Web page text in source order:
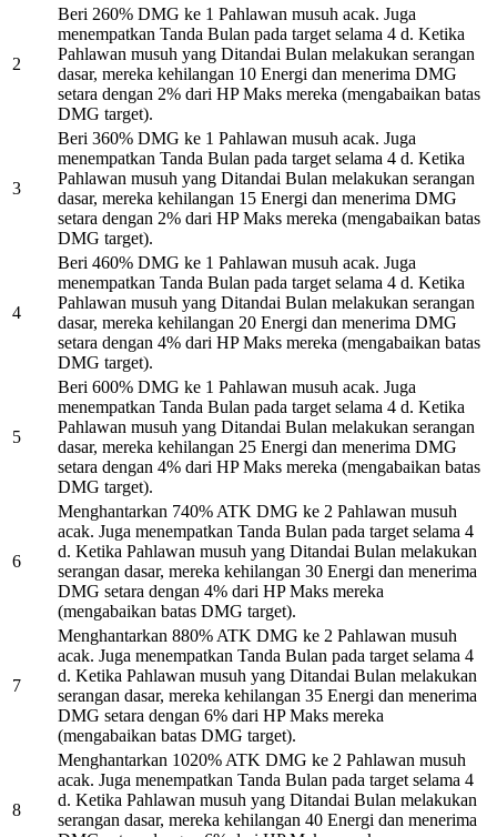
2
Beri 260% DMG ke 1 Pahlawan musuh acak. Juga
menempatkan Tanda Bulan pada target selama 4 d. Ketika
Pahlawan musuh yang Ditandai Bulan melakukan serangan
dasar, mereka kehilangan 10 Energi dan menerima DMG
setara dengan 2% dari HP Maks mereka (mengabaikan batas
DMG target).
3
Beri 360% DMG ke 1 Pahlawan musuh acak. Juga
menempatkan Tanda Bulan pada target selama 4 d. Ketika
Pahlawan musuh yang Ditandai Bulan melakukan serangan
dasar, mereka kehilangan 15 Energi dan menerima DMG
setara dengan 2% dari HP Maks mereka (mengabaikan batas
DMG target).
4
Beri 460% DMG ke 1 Pahlawan musuh acak. Juga
menempatkan Tanda Bulan pada target selama 4 d. Ketika
Pahlawan musuh yang Ditandai Bulan melakukan serangan
dasar, mereka kehilangan 20 Energi dan menerima DMG
setara dengan 4% dari HP Maks mereka (mengabaikan batas
DMG target).
5
Beri 600% DMG ke 1 Pahlawan musuh acak. Juga
menempatkan Tanda Bulan pada target selama 4 d. Ketika
Pahlawan musuh yang Ditandai Bulan melakukan serangan
dasar, mereka kehilangan 25 Energi dan menerima DMG
setara dengan 4% dari HP Maks mereka (mengabaikan batas
DMG target).
6
Menghantarkan 740% ATK DMG ke 2 Pahlawan musuh
acak. Juga menempatkan Tanda Bulan pada target selama 4
d. Ketika Pahlawan musuh yang Ditandai Bulan melakukan
serangan dasar, mereka kehilangan 30 Energi dan menerima
DMG setara dengan 4% dari HP Maks mereka
(mengabaikan batas DMG target).
7
Menghantarkan 880% ATK DMG ke 2 Pahlawan musuh
acak. Juga menempatkan Tanda Bulan pada target selama 4
d. Ketika Pahlawan musuh yang Ditandai Bulan melakukan
serangan dasar, mereka kehilangan 35 Energi dan menerima
DMG setara dengan 6% dari HP Maks mereka
(mengabaikan batas DMG target).
8
Menghantarkan 1020% ATK DMG ke 2 Pahlawan musuh
acak. Juga menempatkan Tanda Bulan pada target selama 4
d. Ketika Pahlawan musuh yang Ditandai Bulan melakukan
serangan dasar, mereka kehilangan 40 Energi dan menerima